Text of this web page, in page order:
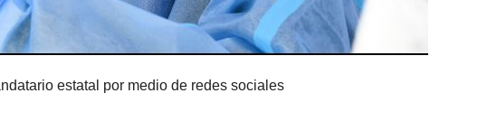
estatal por medio de redes sociales